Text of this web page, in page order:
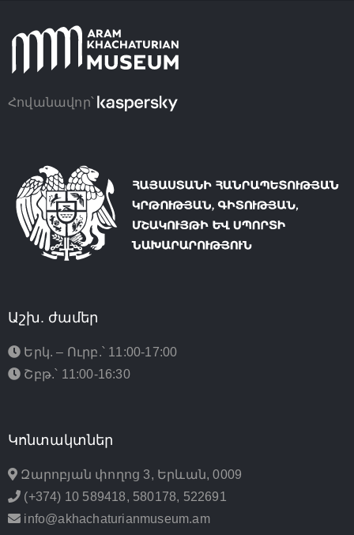
Հովանավոր՝
Աշխ. ժամեր
Երկ. – Ուրբ.՝ 11:00-17:00
Շբթ.՝ 11:00-16:30
Կոնտակտներ
Զարոբյան փողոց 3, Երևան, 0009
(+374) 10 589418, 580178, 522691
info@akhachaturianmuseum.am